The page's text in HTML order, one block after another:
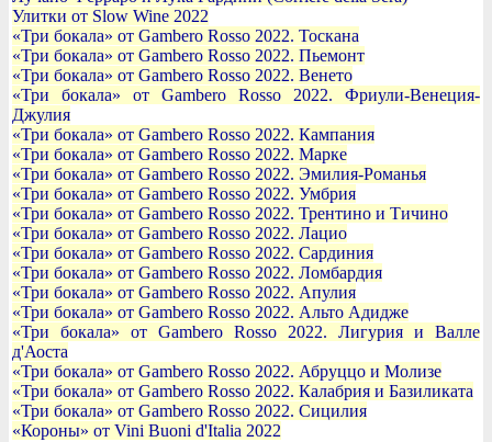
Улитки от Slow Wine 2022
«Три бокала» от Gambero Rosso 2022. Тоскана
«Три бокала» от Gambero Rosso 2022. Пьемонт
«Три бокала» от Gambero Rosso 2022. Венето
«Три бокала» от Gambero Rosso 2022. Фриули-Венеция-
Джулия
«Три бокала» от Gambero Rosso 2022. Кампания
«Три бокала» от Gambero Rosso 2022. Марке
«Три бокала» от Gambero Rosso 2022. Эмилия-Романья
«Три бокала» от Gambero Rosso 2022. Умбрия
«Три бокала» от Gambero Rosso 2022. Трентино и Тичино
«Три бокала» от Gambero Rosso 2022. Лацио
«Три бокала» от Gambero Rosso 2022. Сардиния
«Три бокала» от Gambero Rosso 2022. Ломбардия
«Три бокала» от Gambero Rosso 2022. Апулия
«Три бокала» от Gambero Rosso 2022. Альто Адидже
«Три бокала» от Gambero Rosso 2022. Лигурия и Валле
д'Аоста
«Три бокала» от Gambero Rosso 2022. Абруццо и Молизе
«Три бокала» от Gambero Rosso 2022. Калабрия и Базиликата
«Три бокала» от Gambero Rosso 2022. Сицилия
«Короны» от Vini Buoni d'Italia 2022